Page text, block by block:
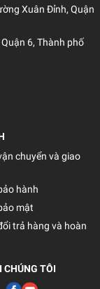
Xuân Đỉnh, Quận
6, Thành phố
chuyển và giao
hành
mật
trả hàng và hoàn
CHÚNG TÔI